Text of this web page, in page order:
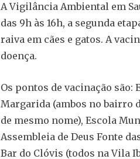
A Vigilância Ambiental em
das 9h às 16h, a segunda
raiva em cães e gatos. A
doença.
Os pontos de vacinação são:
Margarida (ambos no bairro
de mesmo nome), Escola
Assembleia de Deus Fonte
Bar do Clóvis (todos na Vila